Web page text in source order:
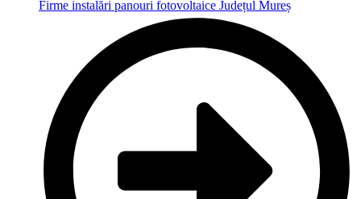
Firme instalări panouri fotovoltaice Județul Mureș